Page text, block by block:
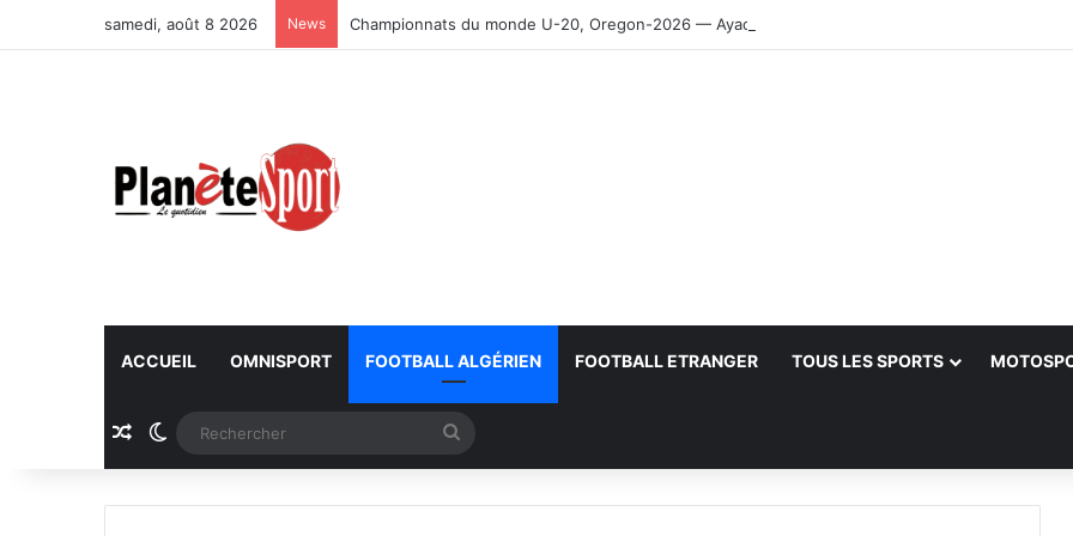
samedi, août 8 2026 News Championnats du monde U-20, Oregon-2026 — Ayachi, Dissa, Touahria et Ghezali en finale
ACCUEIL OMNISPORT FOOTBALL ALGÉRIEN FOOTBALL ETRANGER TOUS LES SPORTS
Article Aléatoire
Switch skin